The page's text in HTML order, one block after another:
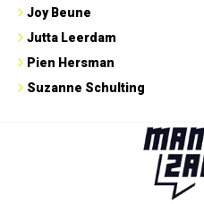
Joy Beune
Jutta Leerdam
Pien Hersman
Suzanne Schulting